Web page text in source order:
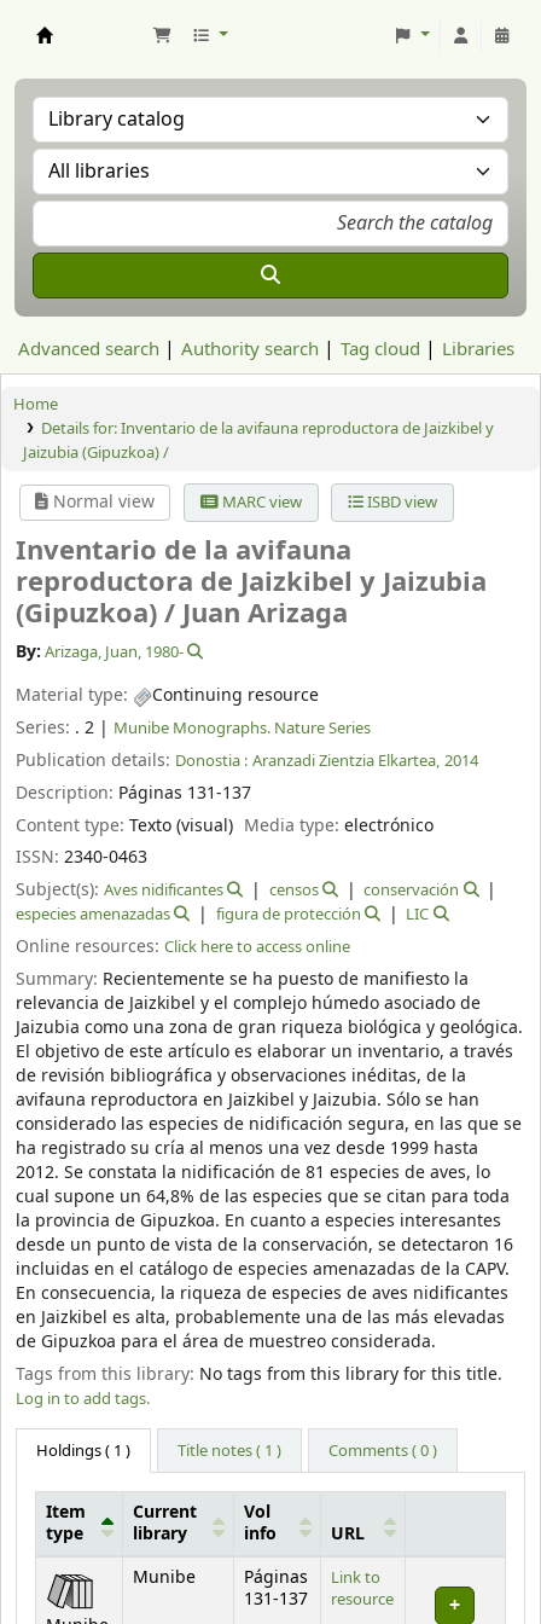
Advanced search Authority search Tag cloud Libraries
Home
Details for:Inventario de la avifauna reproductora de Jaizkibel y
Jaizubia (Gipuzkoa) /
Normal view MARC view ISBD view
Inventario de la avifauna
reproductora de Jaizkibel y Jaizubia
(Gipuzkoa) / Juan Arizaga
By: Arizaga, Juan, 1980-
Material type:
Continuing resource
Series: . 2 | Munibe Monographs. Nature Series
Publication details: Donostia : Aranzadi Zientzia Elkartea, 2014
Description: Páginas 131-137
Content type: Texto (visual) Media type:electrónico
ISSN: 2340-0463
Subject(s): Aves nidificantes censos
conservación
especies amenazadas
figura de protección LIC
Online resources: Click here to access online
Summary: Recientemente se ha puesto de manifiesto la
relevancia de Jaizkibel y el complejo húmedo asociado de
Jaizubia como una zona de gran riqueza biológica y geológica.
El objetivo de este artículo es elaborar un inventario, a través
de revisión bibliográfica y observaciones inéditas, de la
avifauna reproductora en Jaizkibel y Jaizubia. Sólo se han
considerado las especies de nidificación segura, en las que se
ha registrado su cría al menos una vez desde 1999 hasta
2012. Se constata la nidificación de 81 especies de aves, lo
cual supone un 64,8% de las especies que se citan para toda
la provincia de Gipuzkoa. En cuanto a especies interesantes
desde un punto de vista de la conservación, se detectaron 16
incluidas en el catálogo de especies amenazadas de la CAPV.
En consecuencia, la riqueza de especies de aves nidificantes
en Jaizkibel es alta, probablemente una de las más elevadas
de Gipuzkoa para el área de muestreo considerada.
Tags from this library: No tags from this library for this title.
Log in to add tags.
Holdings( 1 ) Title notes ( 1 ) Comments ( 0 )
Holdings
Item
type
Current
library
Vol
info
URL
Munibe
Páginas
131-137
Link to
resource